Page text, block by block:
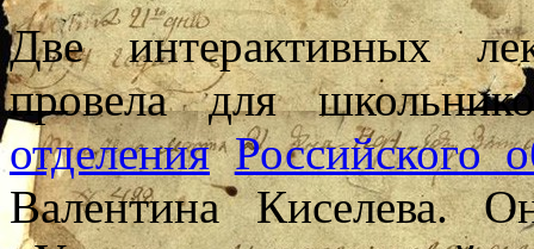
Две интерактивных
провела для
отделения Российского
Валентина Киселева.